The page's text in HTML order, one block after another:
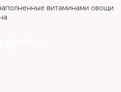
витаминами овощи